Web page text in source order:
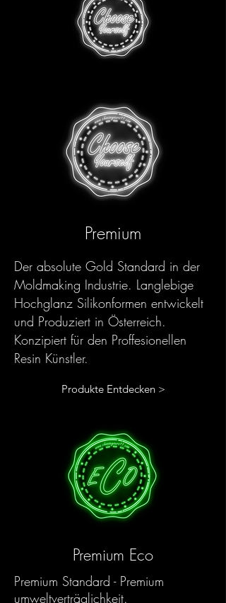
Premium
Der absolute Gold Standard in der
Moldmaking Industrie. Langlebige
Hochglanz Silikonformen entwickelt
und Produziert in Österreich.
Konzipiert für den Proffesionellen
Resin Künstler.
Produkte Entdecken >
Premium Eco
Premium Standard - Premium
umweltverträglichkeit.